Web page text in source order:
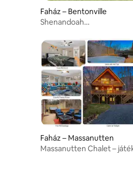
Faház – Bentonville
Shenandoah
Faház – Massanutten
Massanutten Chalet –